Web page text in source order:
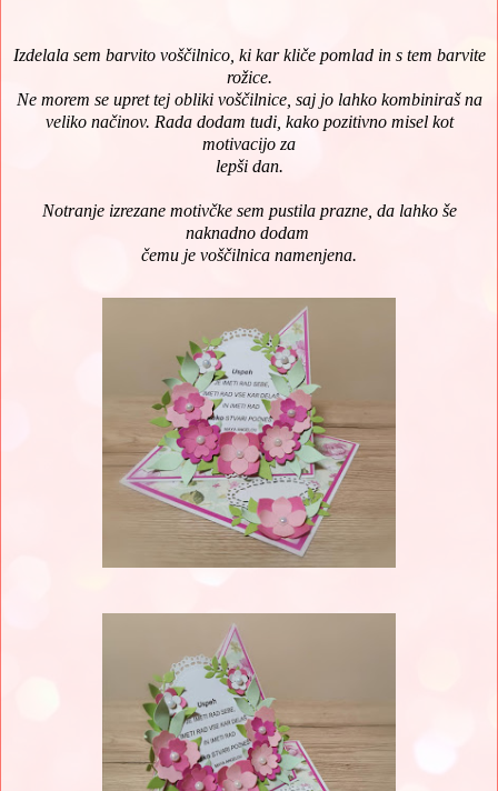
Izdelala sem barvito voščilnico, ki kar kliče pomlad in s tem barvite
rožice.
Ne morem se upret tej obliki voščilnice, saj jo lahko kombiniraš na
veliko načinov. Rada dodam tudi, kako pozitivno misel kot
motivacijo za
lepši dan.
Notranje izrezane motivčke sem pustila prazne, da lahko še
naknadno dodam
čemu je voščilnica namenjena.